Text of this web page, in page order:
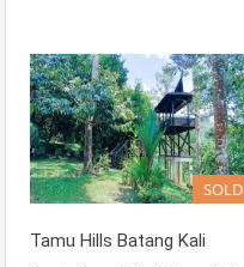
SOLD
Tamu Hills Batang Kali